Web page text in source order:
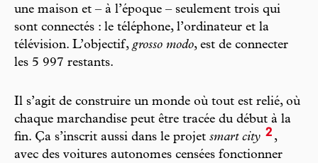
une maison et – à l’époque – seulement trois qui
sont connectés : le téléphone, l’ordinateur et la
télévision. L’objectif, grosso modo, est de connecter
les 5 997 restants.
Il s’agit de construire un monde où tout est relié, où
chaque marchandise peut être tracée du début à la
fin. Ça s’inscrit aussi dans le projet smart city 2 ,
avec des voitures autonomes censées fonctionner